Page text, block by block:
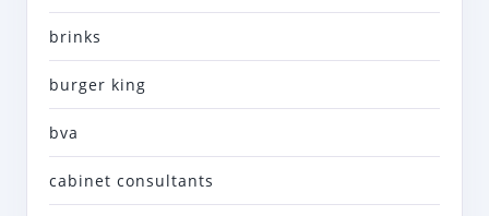
brinks
burger king
bva
cabinet consultants